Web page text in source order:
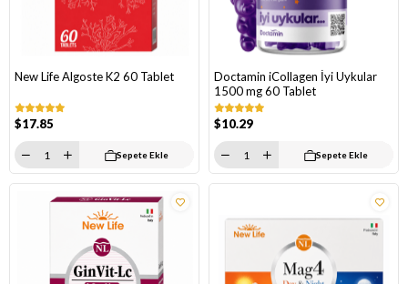
New Life Algoste K2 60 Tablet
$17.85
Sepete Ekle
Doctamin iCollagen İyi Uykular
1500 mg 60 Tablet
$10.29
Sepete Ekle